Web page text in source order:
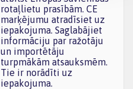
rotaļlietu prasībām. CE
marķējumu atradīsiet uz
iepakojuma. Saglabājiet
informāciju par ražotāju
un importētāju
turpmākām atsauksmēm.
Tie ir norādīti uz
iepakojuma.